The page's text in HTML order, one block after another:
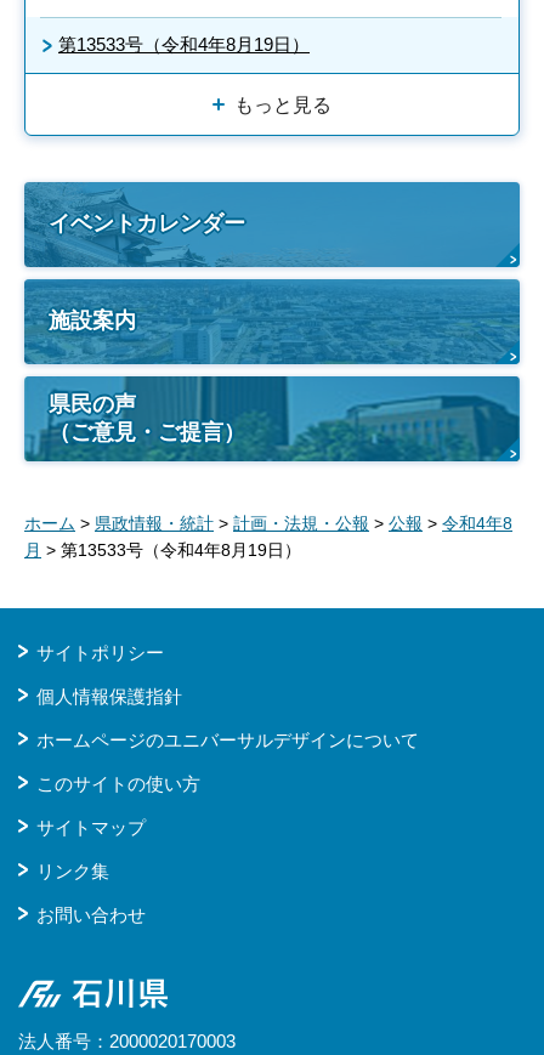
第13533号（令和4年8月19日）
もっと見る
イベントカレンダー
施設案内
県民の声
（ご意見・ご提言）
ホーム > 県政情報・統計 > 計画・法規・公報 > 公報 > 令和4年8
月 > 第13533号（令和4年8月19日）
サイトポリシー
個人情報保護指針
ホームページのユニバーサルデザインについて
このサイトの使い方
サイトマップ
リンク集
お問い合わせ
石川県
法人番号：2000020170003